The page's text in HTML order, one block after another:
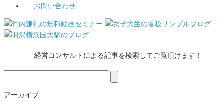
お問い合わせ
経営コンサルトによる記事を検索してご覧頂けます！
アーカイブ